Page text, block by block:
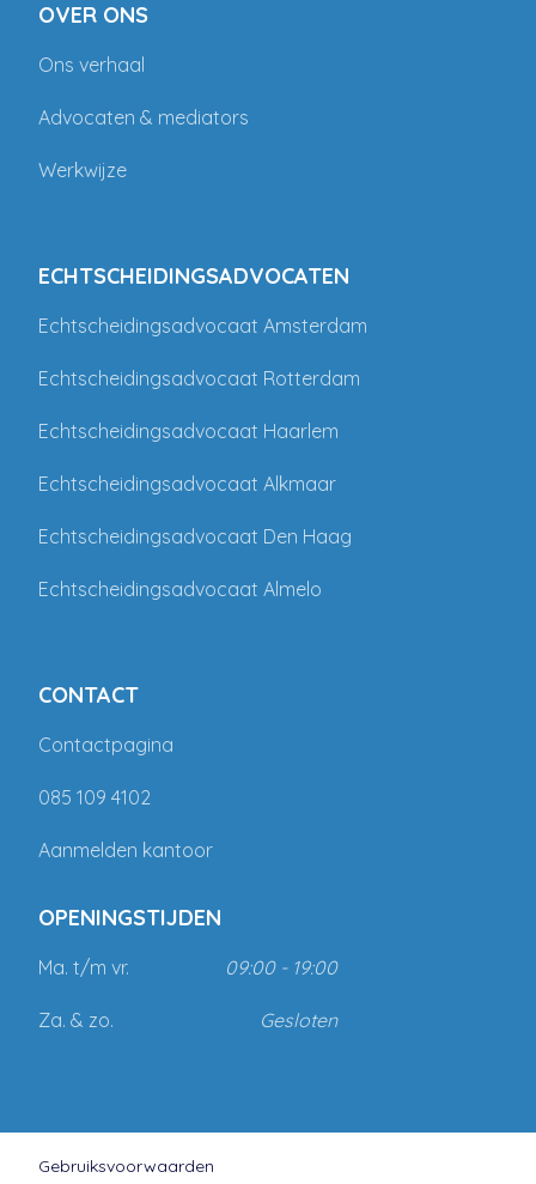
OVER ONS
Ons verhaal
Advocaten & mediators
Werkwijze
ECHTSCHEIDINGSADVOCATEN
Echtscheidingsadvocaat Amsterdam
Echtscheidingsadvocaat Rotterdam
Echtscheidingsadvocaat Haarlem
Echtscheidingsadvocaat Alkmaar
Echtscheidingsadvocaat Den Haag
Echtscheidingsadvocaat Almelo
CONTACT
Contactpagina
085 109 4102
Aanmelden kantoor
OPENINGSTIJDEN
Ma. t/m vr. 09:00 - 19:00
Za. & zo. Gesloten
Gebruiksvoorwaarden